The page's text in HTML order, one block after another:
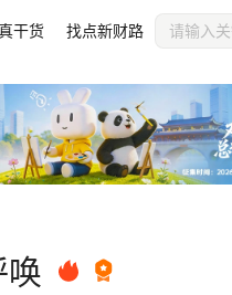
干货 找点新财路